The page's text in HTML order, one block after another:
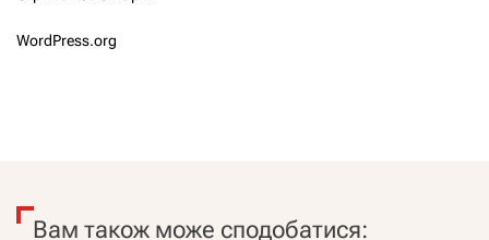
WordPress.org
Вам також може сподобатися: